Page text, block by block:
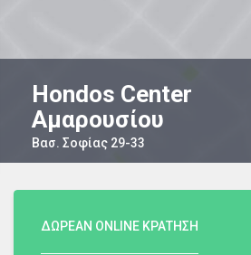
Hondos Center
Αμαρουσίου
Βασ. Σοφίας 29-33
ΔΩΡΕΑΝ ONLINE ΚΡΑΤΗΣΗ